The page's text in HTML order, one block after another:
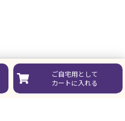
ご自宅用として
カートに入れる